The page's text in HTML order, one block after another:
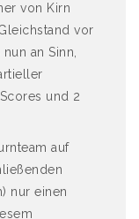
von Kirn
vor
an Sinn,
und 2
auf
nur einen